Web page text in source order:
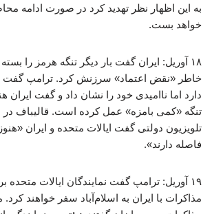
به این اظهار نظر تهدید کرد در صورت ادامه
خواهد بست.
۱۸ آوریل: ایران گفت بار دیگر تنگه هرمز را
خاطر «نقض اعتماد» سرزنش کرد. ترامپ گفت
دارد اما ناامیدی خود را نشان داد و گفت ایران
تنگه «کمی بامزه» عمل کرده است. قالیباف در
تلویزیون دولتی گفت ایالات متحده و ایران
فاصله دارند».
۱۹ آوریل: ترامپ گفت نمایندگان ایالات متحده
مذاکرات با ایران به اسلام‌آباد سفر خواهند کرد.